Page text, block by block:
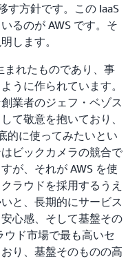
す方針です。この IaaS
るのが AWS です。そ
します。
まれたものであり、事
うに作られています。
業者のジェフ・ベゾス
て敬意を抱いており、
的に使ってみたいとい
ビックカメラの競合で
が、それが AWS を使
ラウドを採用するうえ
と、長期的にサービス
心感、そして基盤その
ウド市場で最も高いセ
り、基盤そのものの高